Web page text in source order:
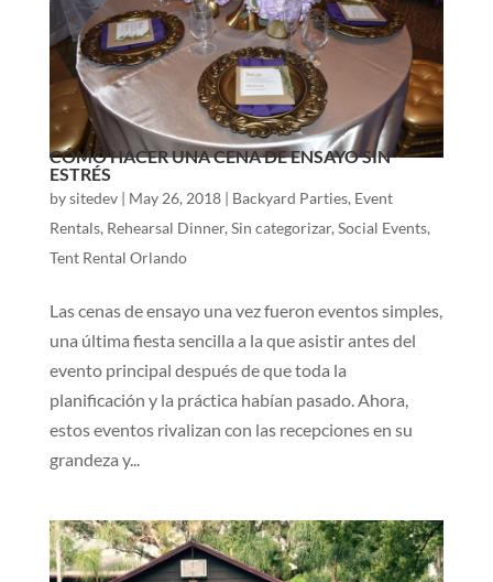
CÓMO HACER UNA CENA DE ENSAYO SIN
ESTRÉS
bysitedev| May 26, 2018| Backyard Parties, Event
Rentals, Rehearsal Dinner, Sin categorizar, Social Events,
Tent Rental Orlando
Las cenas de ensayo una vez fueron eventos simples,
una última fiesta sencilla a la que asistir antes del
evento principal después de que toda la
planificación y la práctica habían pasado. Ahora,
estos eventos rivalizan con las recepciones en su
grandeza y...